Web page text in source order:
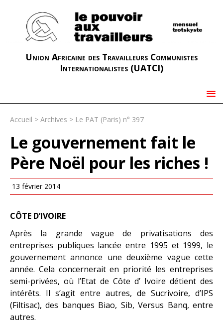
Union Africaine des Travailleurs Communistes
Internationalistes (UATCI)
Accueil > Archives > Le PAT (Paris) n° 397
Le gouvernement fait le
Père Noël pour les riches !
13 février 2014
CÔTE D’IVOIRE
Après la grande vague de privatisations des
entreprises publiques lancée entre 1995 et 1999, le
gouvernement annonce une deuxième vague cette
année. Cela concernerait en priorité les entreprises
semi-privées, où l’Etat de Côte d’ Ivoire détient des
intérêts. Il s’agit entre autres, de Sucrivoire, d’IPS
(Filtisac), des banques Biao, Sib, Versus Banq, entre
autres.